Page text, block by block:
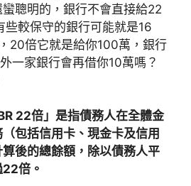
聰明的，銀行不會直接給22
較保守的銀行可能就是16
20倍它就是給你100萬，銀行
一家銀行會再借你10萬嗎？
22倍」是指債務人在全體金
包括信用卡、現金卡及信用
後的總餘額，除以債務人平
倍。